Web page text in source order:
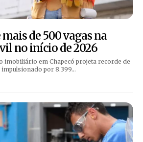
de 500 vagas na
no início de 2026
por 8.399...